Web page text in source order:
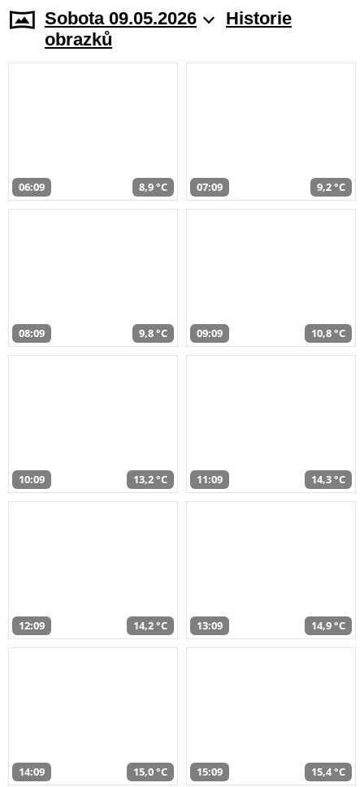
Sobota 09.05.2026
Historie
obrazků
06:09 8,9 °C 07:09 9,2 °C
08:09 9,8 °C 09:09 10,8 °C
10:09 13,2 °C 11:09 14,3 °C
12:09 14,2 °C 13:09 14,9 °C
14:09 15,0 °C 15:09 15,4 °C